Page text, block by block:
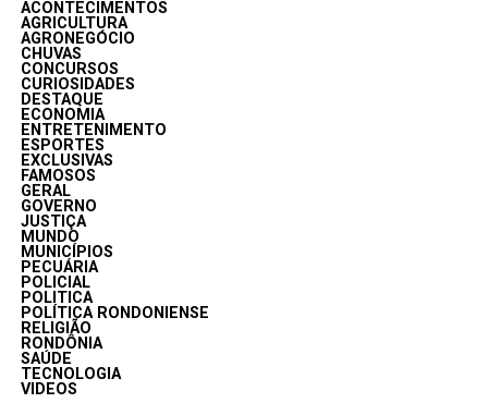
ACONTECIMENTOS
AGRICULTURA
AGRONEGÓCIO
CHUVAS
CONCURSOS
CURIOSIDADES
DESTAQUE
ECONOMIA
ENTRETENIMENTO
ESPORTES
EXCLUSIVAS
FAMOSOS
GERAL
GOVERNO
JUSTIÇA
MUNDO
MUNICÍPIOS
PECUÁRIA
POLICIAL
POLITICA
POLÍTICA RONDONIENSE
RELIGIÃO
RONDÔNIA
SAÚDE
TECNOLOGIA
VIDEOS